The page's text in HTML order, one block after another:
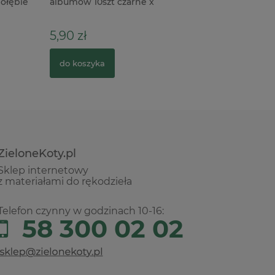
24,00 zł
do koszyka
internetowy
materiałami do rękodzieła
czynny w godzinach 10-16:
58 300 02 02